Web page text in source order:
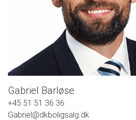
atmosfære. Hall'en tager imod dig, med en
og lyse trægulve, der er gennemgående for
herskabsstue dominerer stueplan med lys fra
direkte adgang til terrassen og haven. Hertil
med velvalgt interiør og alle tænkelige hårde
funktion i sandhed sammen.
Overetagen er indrettet med en åben
Gabriel Barløse
+45 51 51 36 36
Gabriel@dkboligsalg.dk